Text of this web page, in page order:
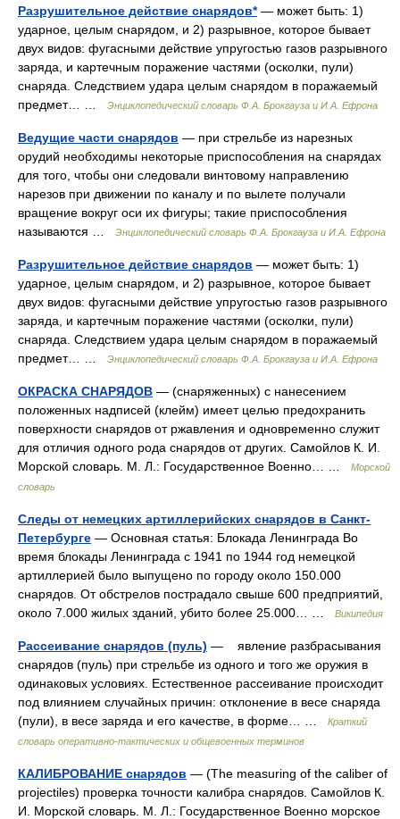
Разрушительное действие снарядов*— может быть: 1)
ударное, целым снарядом, и 2) разрывное, которое бывает
двух видов: фугасными действие упругостью газов разрывного
заряда, и картечным поражение частями (осколки, пули)
снаряда. Следствием удара целым снарядом в поражаемый
предмет… …
Энциклопедический словарь Ф.А. Брокгауза и И.А. Ефрона
Ведущие части снарядов — при стрельбе из нарезных
орудий необходимы некоторые приспособления на снарядах
для того, чтобы они следовали винтовому направлению
нарезов при движении по каналу и по вылете получали
вращение вокруг оси их фигуры; такие приспособления
называются …
Энциклопедический словарь Ф.А. Брокгауза и И.А. Ефрона
Разрушительное действие снарядов — может быть: 1)
ударное, целым снарядом, и 2) разрывное, которое бывает
двух видов: фугасными действие упругостью газов разрывного
заряда, и картечным поражение частями (осколки, пули)
снаряда. Следствием удара целым снарядом в поражаемый
предмет… …
Энциклопедический словарь Ф.А. Брокгауза и И.А. Ефрона
ОКРАСКА СНАРЯДОВ — (снаряженных) с нанесением
положенных надписей (клейм) имеет целью предохранить
поверхности снарядов от ржавления и одновременно служит
для отличия одного рода снарядов от других. Самойлов К. И.
Морской словарь. М. Л.: Государственное Военно… …
Морской
словарь
Следы от немецких артиллерийских снарядов в Санкт-
Петербурге — Основная статья: Блокада Ленинграда Во
время блокады Ленинграда с 1941 по 1944 год немецкой
артиллерией было выпущено по городу около 150.000
снарядов. От обстрелов пострадало свыше 600 предприятий,
около 7.000 жилых зданий, убито более 25.000… …
Википедия
Рассеивание снарядов (пуль) — явление разбрасывания
снарядов (пуль) при стрельбе из одного и того же оружия в
одинаковых условиях. Естественное рассеивание происходит
под влиянием случайных причин: отклонение в весе снаряда
(пули), в весе заряда и его качестве, в форме… …
Краткий
словарь оперативно-тактических и общевоенных терминов
КАЛИБРОВАНИЕ снарядов — (The measuring of the caliber of
projectiles) проверка точности калибра снарядов. Самойлов К.
И. Морской словарь. М. Л.: Государственное Военно морское